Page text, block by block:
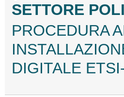
SETTORE
PROCEDURA
DIGITALE